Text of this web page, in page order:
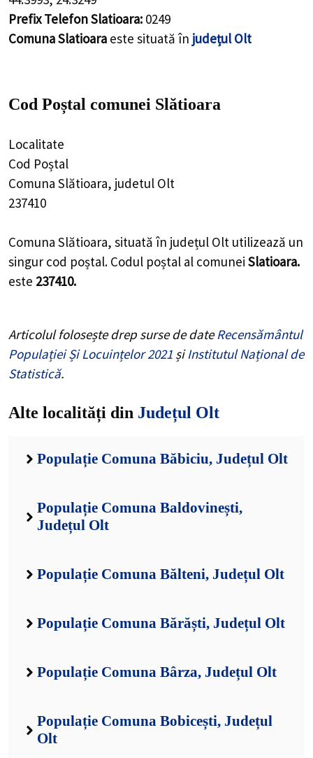
Prefix Telefon Slatioara: 0249
Comuna Slatioara este situată în județul Olt
Cod Poștal comunei Slătioara
Localitate
Cod Poștal
Comuna Slătioara, judetul Olt
237410
Comuna Slătioara, situată în județul Olt utilizează un
singur cod poștal. Codul poștal al comunei Slatioara.
este 237410.
Articolul folosește drep surse de dateRecensământul
Populației Și Locuințelor 2021 șiInstitutul Național de
Statistică.
Alte localități din Județul Olt
Populație Comuna Băbiciu, Județul Olt
Populație Comuna Baldovinești,
Județul Olt
Populație Comuna Bălteni, Județul Olt
Populație Comuna Bărăști, Județul Olt
Populație Comuna Bârza, Județul Olt
Populație Comuna Bobicești, Județul
Olt